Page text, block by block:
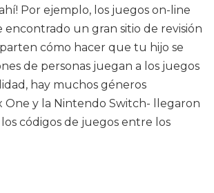
Por ejemplo, los juegos on-line
un gran sitio de revisión
cómo hacer que tu hijo se
de personas juegan a los juegos
hay muchos géneros
One y la Nintendo Switch- llegaron
códigos de juegos entre los